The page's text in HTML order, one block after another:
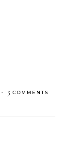
• 5 COMMENTS